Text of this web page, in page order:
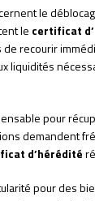
le
le certificat
recourir
liquidités
pour
demandent
d’hérédité
pour des